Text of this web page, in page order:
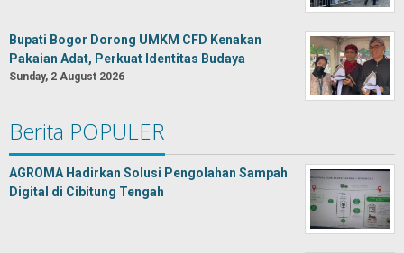
Bupati Bogor Dorong UMKM CFD Kenakan
Pakaian Adat, Perkuat Identitas Budaya
Sunday, 2 August 2026
Berita POPULER
AGROMA Hadirkan Solusi Pengolahan Sampah
Digital di Cibitung Tengah